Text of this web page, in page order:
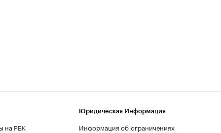
на РБК
Юридическая Информация
Информация об ограничениях